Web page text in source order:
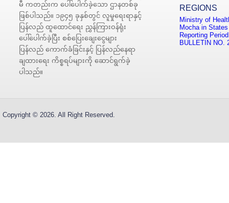
မီ ကတည်းက ပေါ်ပေါက်ခဲ့သော ဌာနတစ်ခု
ဖြစ်ပါသည်။ ၁၉၄၅ ခုနှစ်တွင် လူမှုရေးရာနှင့်
ပြန်လည် ထူထောင်ရေး ညွှန်ကြားဝန်ရုံး
ပေါ်ပေါက်ခဲ့ပြီး စစ်ပြေးချေးငွေများ
ပြန်လည် ကောက်ခံခြင်းနှင့် ပြန်လည်နေရာ
ချထားရေး ကိစ္စရပ်များကို ဆောင်ရွက်ခဲ့
ပါသည်။
REGIONS
Ministry of
Mocha in
Reporting
BULLETIN NO.
Copyright © 2026. All Right Reserved.